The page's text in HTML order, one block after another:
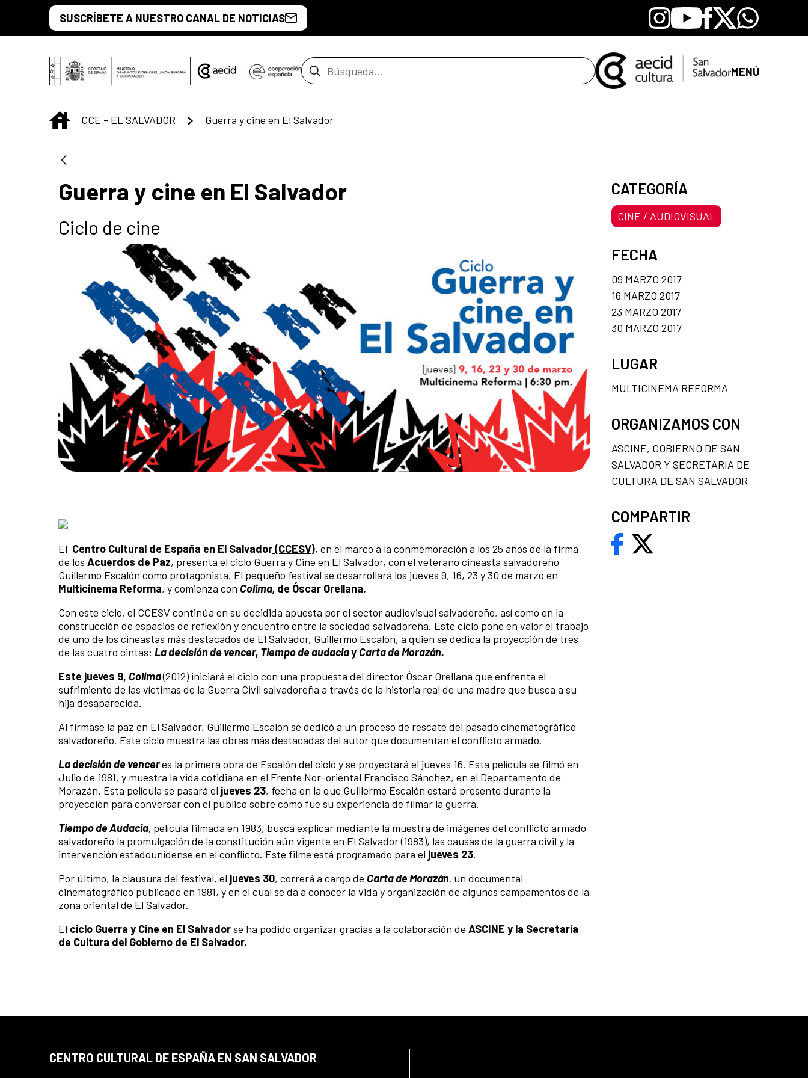
Saltar al contenido principal
SUSCRÍBETE A NUESTRO CANAL DE NOTICIAS Instagram
YoutubeFacebook
X Whatsapp
Barra de búsqueda MENÚ
INICIO
CCE - EL SALVADOR Guerra y cine en El Salvador
Guerra y cine en El Salvador
Ciclo de cine
El Centro Cultural de España en El Salvador(CCESV), en el marco a la conmemoración a los 25 años de la firma
de los Acuerdos de Paz, presenta el ciclo Guerra y Cine en El Salvador, con el veterano cineasta salvadoreño
Guillermo Escalón como protagonista. El pequeño festival se desarrollará los jueves 9, 16, 23 y 30 de marzo en
Multicinema Reforma, y comienza con Colima, de Óscar Orellana.
Con este ciclo, el CCESV continúa en su decidida apuesta por el sector audiovisual salvadoreño, así como en la
construcción de espacios de reflexión y encuentro entre la sociedad salvadoreña. Este ciclo pone en valor el trabajo
de uno de los cineastas más destacados de El Salvador, Guillermo Escalón, a quien se dedica la proyección de tres
de las cuatro cintas: La decisión de vencer, Tiempo de audaciay Carta de Morazán.
Este jueves 9, Colima(2012) iniciará el ciclo con una propuesta del director Óscar Orellana que enfrenta el
sufrimiento de las víctimas de la Guerra Civil salvadoreña a través de la historia real de una madre que busca a su
hija desaparecida.
Al firmase la paz en El Salvador, Guillermo Escalón se dedicó a un proceso de rescate del pasado cinematográfico
salvadoreño. Este ciclo muestra las obras más destacadas del autor que documentan el conflicto armado.
La decisión de venceres la primera obra de Escalón del ciclo y se proyectará el jueves 16. Esta película se filmó en
Julio de 1981, y muestra la vida cotidiana en el Frente Nor-oriental Francisco Sánchez, en el Departamento de
Morazán. Esta película se pasará el jueves 23, fecha en la que Guillermo Escalón estará presente durante la
proyección para conversar con el público sobre cómo fue su experiencia de filmar la guerra.
Tiempo de Audacia, película filmada en 1983, busca explicar mediante la muestra de imágenes del conflicto armado
salvadoreño la promulgación de la constitución aún vigente en El Salvador (1983), las causas de la guerra civil y la
intervención estadounidense en el conflicto. Este filme está programado para el jueves 23.
Por último, la clausura del festival, el jueves 30, correrá a cargo de Carta de Morazán, un documental
cinematográfico publicado en 1981, y en el cual se da a conocer la vida y organización de algunos campamentos de la
zona oriental de El Salvador.
El ciclo Guerra y Cine en El Salvadorse ha podido organizar gracias a la colaboración de ASCINE y la Secretaría
de Cultura del Gobierno de El Salvador.
CATEGORÍA
CINE / AUDIOVISUAL
FECHA
09 MARZO 2017
16 MARZO 2017
23 MARZO 2017
30 MARZO 2017
LUGAR
MULTICINEMA REFORMA
ORGANIZAMOS CON
ASCINE, GOBIERNO DE SAN
SALVADOR Y SECRETARIA DE
CULTURA DE SAN SALVADOR
COMPARTIR
CENTRO CULTURAL DE ESPAÑA EN SAN SALVADOR